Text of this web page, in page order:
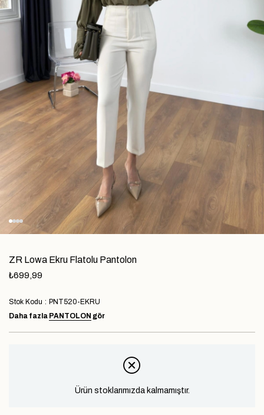
ZR Lowa Ekru Flatolu Pantolon
₺699,99
Stok Kodu
PNT520-EKRU
Daha fazla PANTOLON gör
Ürün stoklarımızda kalmamıştır.